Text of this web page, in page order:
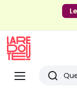
Menu
Redoute